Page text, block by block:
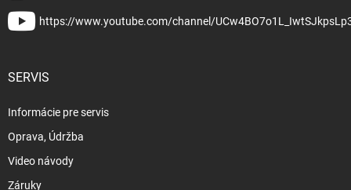
https://www.youtube.com/channel/
SERVIS
Informácie pre servis
Oprava, Údržba
Video návody
Záruky